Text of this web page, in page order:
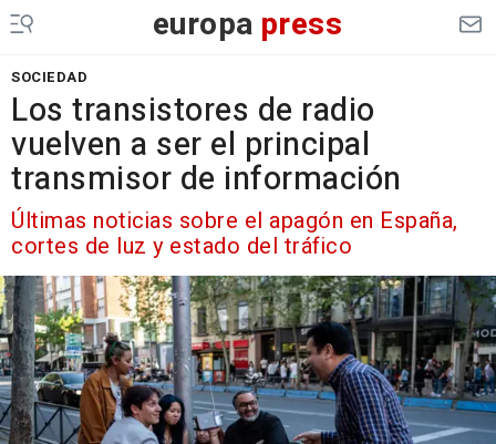
europa press
SOCIEDAD
Los transistores de radio
vuelven a ser el principal
transmisor de información
Últimas noticias sobre el apagón en España,
cortes de luz y estado del tráfico